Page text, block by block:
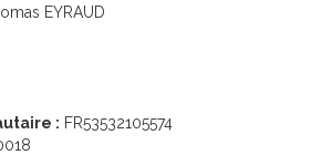
EYRAUD
: FR53532105574